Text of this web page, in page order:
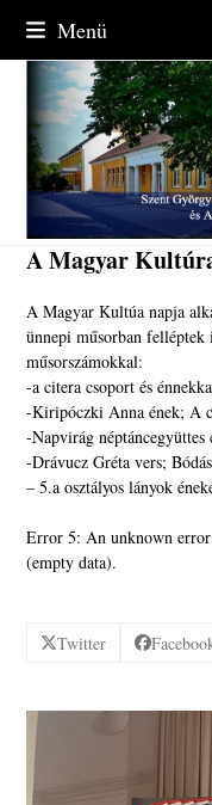
content
Menü
A Magyar
A Magyar Kultúa napja
ünnepi műsorban
műsorszámokkal:
-a citera csoport és
-Kiripóczki Anna ének; A
-Napvirág néptáncegyüttes
-Drávucz Gréta vers;
– 5.a osztályos lányok
Error 5: An unknown
(empty data).
Twitter